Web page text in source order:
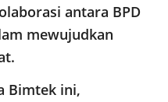
antara BPD
mewujudkan
Bimtek ini,